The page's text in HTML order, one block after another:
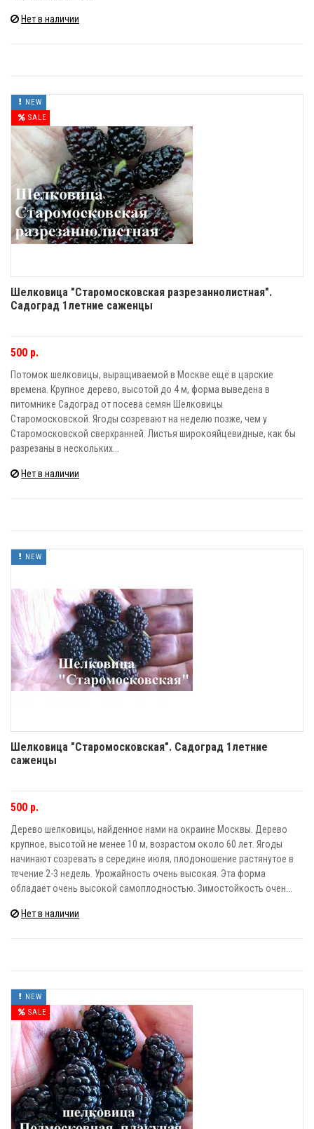
Нет в наличии
SALE
NEW
Шелковица "Старомосковская разрезаннолистная".
Садоград 1летние саженцы
500 р.
Потомок шелковицы, выращиваемой в Москве ещё в царские
времена. Крупное дерево, высотой до 4 м, форма выведена в
питомнике Садоград от посева семян Шелковицы
Старомосковской. Ягоды созревают на неделю позже, чем у
Старомосковской сверхранней. Листья широкояйцевидные, как бы
разрезаны в нескольких...
Нет в наличии
NEW
Шелковица "Старомосковская". Садоград 1летние
саженцы
500 р.
Дерево шелковицы, найденное нами на окраине Москвы. Дерево
крупное, высотой не менее 10 м, возрастом около 60 лет. Ягоды
начинают созревать в середине июля, плодоношение растянутое в
течение 2-3 недель. Урожайность очень высокая. Эта форма
обладает очень высокой самоплодностью. Зимостойкость очен...
Нет в наличии
SALE
NEW